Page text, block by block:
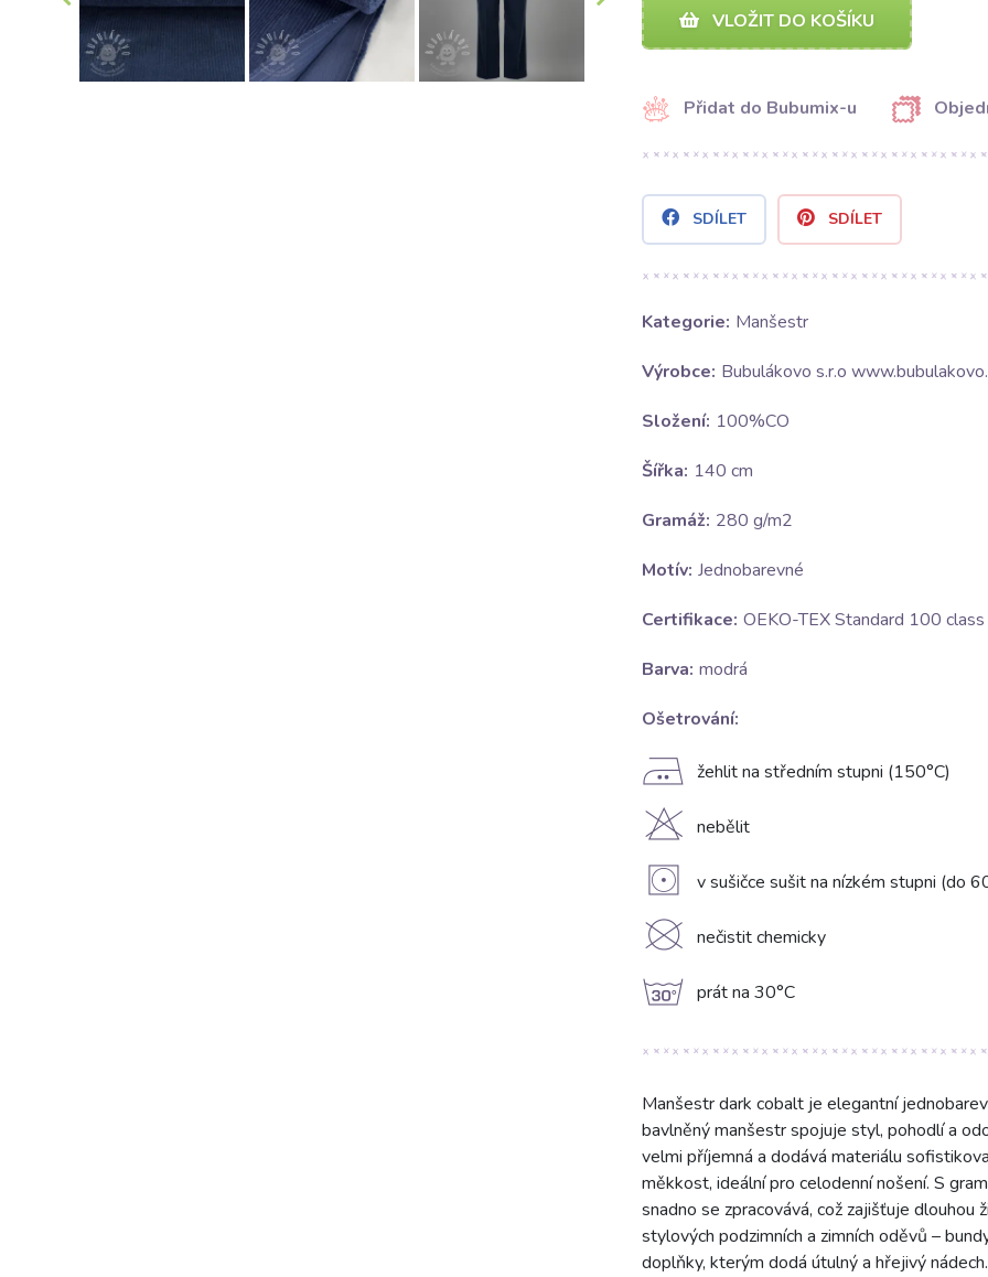
VLOŽIT DO KOŠÍKU
Přidat do Bubumix-u
SDÍLET SDÍLET
Kategorie: Manšestr
Výrobce: Bubulákovo s.r.o
Složení: 100%CO
Šířka: 140 cm
Gramáž: 280 g/m2
Motív: Jednobarevné
Certifikace: OEKO-TEX Standard 100 class
Barva: modrá
Ošetrování:
E žehlit na středním stupni (150°C)
H nebělit
V v sušičce sušit na nízkém stupni (do
K nečistit chemicky
g prát na 30°C
Manšestr dark cobalt je elegantní
bavlněný manšestr spojuje styl, pohodlí a
velmi příjemná a dodává materiálu
měkkost, ideální pro celodenní nošení. S
snadno se zpracovává, což zajišťuje
stylových podzimních a zimních oděvů –
doplňky, kterým dodá útulný a hřejivý nádech.